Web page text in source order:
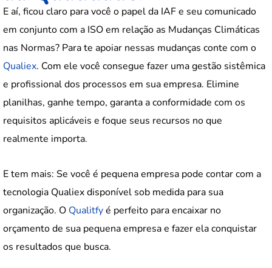
E aí, ficou claro para você o papel da IAF e seu comunicado
em conjunto com a ISO em relação as Mudanças Climáticas
nas Normas? Para te apoiar nessas mudanças conte com o
Qualiex. Com ele você consegue fazer uma gestão sistêmica
e profissional dos processos em sua empresa. Elimine
planilhas, ganhe tempo, garanta a conformidade com os
requisitos aplicáveis e foque seus recursos no que
realmente importa.
E tem mais: Se você é pequena empresa pode contar com a
tecnologia Qualiex disponível sob medida para sua
organização. O Qualitfyé perfeito para encaixar no
orçamento de sua pequena empresa e fazer ela conquistar
os resultados que busca.